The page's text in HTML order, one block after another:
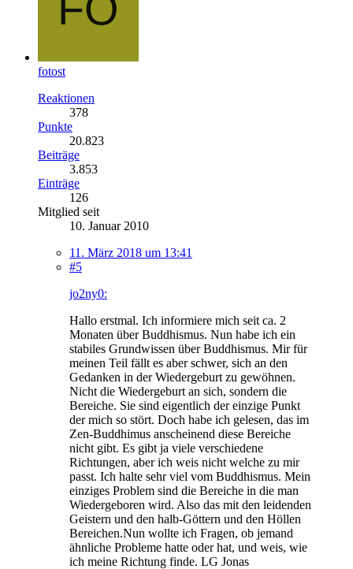
fotost
Reaktionen
378
Punkte
20.823
Beiträge
3.853
Einträge
126
Mitglied seit
10. Januar 2010
11. März 2018 um 13:41
#5
jo2ny0:
Hallo erstmal. Ich informiere mich seit ca. 2
Monaten über Buddhismus. Nun habe ich ein
stabiles Grundwissen über Buddhismus. Mir für
meinen Teil fällt es aber schwer, sich an den
Gedanken in der Wiedergeburt zu gewöhnen.
Nicht die Wiedergeburt an sich, sondern die
Bereiche. Sie sind eigentlich der einzige Punkt
der mich so stört. Doch habe ich gelesen, das im
Zen-Buddhimus anscheinend diese Bereiche
nicht gibt. Es gibt ja viele verschiedene
Richtungen, aber ich weis nicht welche zu mir
passt. Ich halte sehr viel vom Buddhismus. Mein
einziges Problem sind die Bereiche in die man
Wiedergeboren wird. Also das mit den leidenden
Geistern und den halb-Göttern und den Höllen
Bereichen.Nun wollte ich Fragen, ob jemand
ähnliche Probleme hatte oder hat, und weis, wie
ich meine Richtung finde. LG Jonas